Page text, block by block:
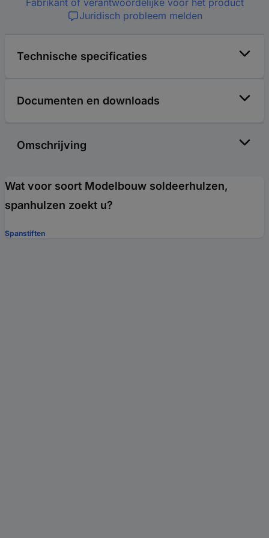
Fabrikant of verantwoordelijke voor het product
Juridisch probleem melden
Technische specificaties
Documenten en downloads
Omschrijving
Wat voor soort Modelbouw soldeerhulzen,
spanhulzen zoekt u?
Spanstiften